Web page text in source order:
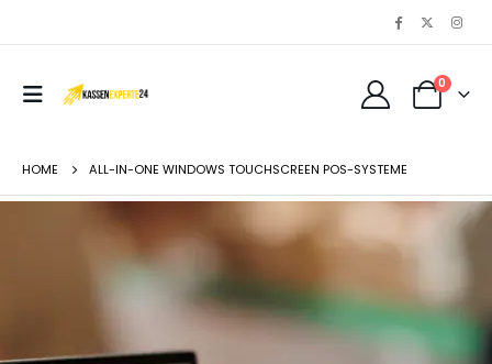
0
HOME ALL-IN-ONE WINDOWS TOUCHSCREEN POS-SYSTEME